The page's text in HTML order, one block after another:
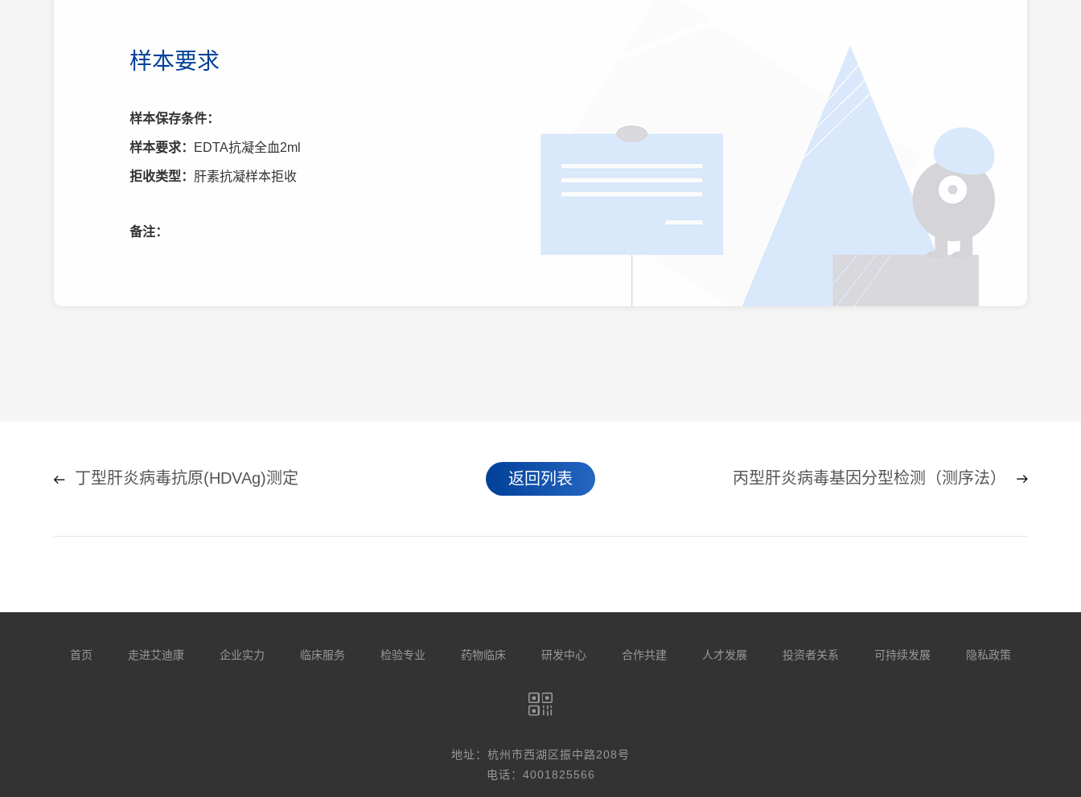
样本要求
样本保存条件：
样本要求： EDTA抗凝全血2ml
拒收类型： 肝素抗凝样本拒收
备注：
丁型肝炎病毒抗原(HDVAg)测定 返回列表 丙型肝炎病毒基因分型检测（测序法）
首页 走进艾迪康 企业实力 临床服务 检验专业 药物临床 研发中心 合作共建 人才发展 投资者关系 可持续发展 隐私政策
地址：杭州市西湖区振中路208号
电话：4001825566